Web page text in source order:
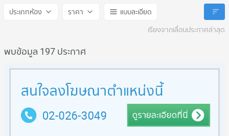
ประเภทห้อง ราคา
แบบละเอียด
เรียงจากเลื่อนประกาศล่าสุด
พบข้อมูล 197 ประกาศ